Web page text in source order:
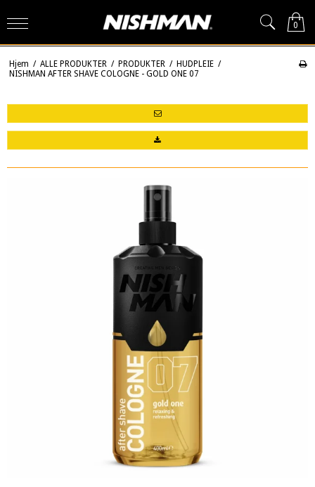
0
Hjem / ALLE PRODUKTER / PRODUKTER / HUDPLEIE /
NISHMAN AFTER SHAVE COLOGNE - GOLD ONE 07